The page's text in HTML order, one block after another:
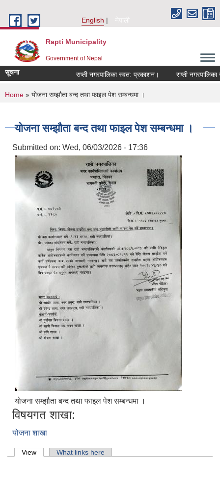
English
नेपाली
Rapti Municipality
Government of Nepal
सूचना राप्ती नगरपालिका स्वत: प्रकाशन। राप्ती नगरपालिका
You are here
Home » योजना सम्झौता बन्द तथा फाइल पेश सम्बन्धमा ।
योजना सम्झौता बन्द तथा फाइल पेश सम्बन्धमा ।
Submitted on: Wed, 06/03/2026 - 17:36
योजना सम्झौता बन्द तथा फाइल पेश सम्बन्धमा ।
विषयगत शाखा:
योजना शाखा
Primary tabs
View (active tab)What links here